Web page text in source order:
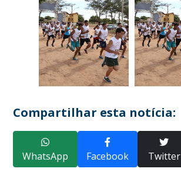
Compartilhar esta notícia:
WhatsApp Facebook Twitter